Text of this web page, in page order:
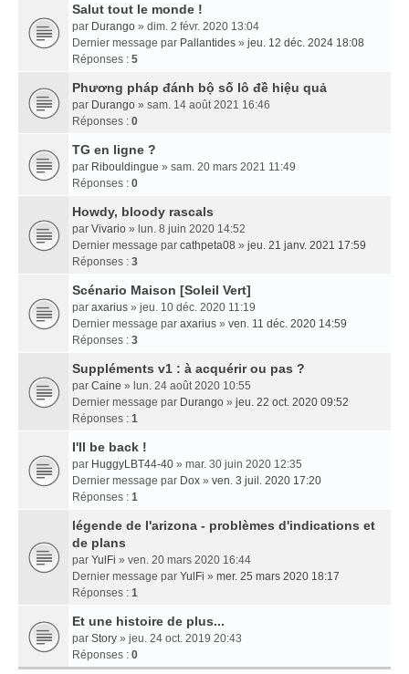
Salut tout le monde !
par Durango » dim. 2 févr. 2020 13:04
Dernier message par Pallantides » jeu. 12 déc. 2024 18:08
Réponses : 5
Phương pháp đánh bộ số lô đề hiệu quả
par Durango » sam. 14 août 2021 16:46
Réponses : 0
TG en ligne ?
par Ribouldingue » sam. 20 mars 2021 11:49
Réponses : 0
Howdy, bloody rascals
par Vivario » lun. 8 juin 2020 14:52
Dernier message par cathpeta08 » jeu. 21 janv. 2021 17:59
Réponses : 3
Scénario Maison [Soleil Vert]
par axarius » jeu. 10 déc. 2020 11:19
Dernier message par axarius » ven. 11 déc. 2020 14:59
Réponses : 3
Suppléments v1 : à acquérir ou pas ?
par Caine » lun. 24 août 2020 10:55
Dernier message par Durango » jeu. 22 oct. 2020 09:52
Réponses : 1
I'll be back !
par HuggyLBT44-40 » mar. 30 juin 2020 12:35
Dernier message par Dox » ven. 3 juil. 2020 17:20
Réponses : 1
légende de l'arizona - problèmes d'indications et
de plans
par YulFi » ven. 20 mars 2020 16:44
Dernier message par YulFi » mer. 25 mars 2020 18:17
Réponses : 1
Et une histoire de plus...
par Story » jeu. 24 oct. 2019 20:43
Réponses : 0